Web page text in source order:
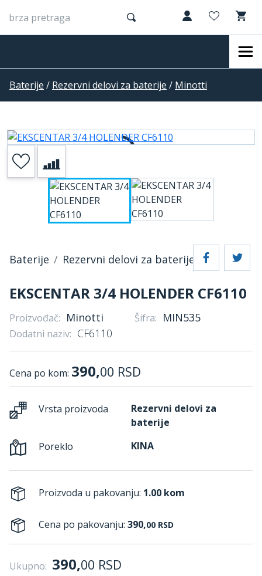
Baterije / Rezervni delovi za baterije / Minotti
Baterije Rezervni delovi za baterije
EKSCENTAR 3/4 HOLENDER CF6110
Proizvođač: Minotti Šifra: MIN535
Dodatni naziv: CF6110
Cena po kom: 390,00 RSD
Vrsta proizvoda
Rezervni delovi za
baterije
Poreklo
KINA
Proizvoda u pakovanju: 1.00 kom
Cena po pakovanju: 390,00 RSD
Ukupno: 390,00 RSD